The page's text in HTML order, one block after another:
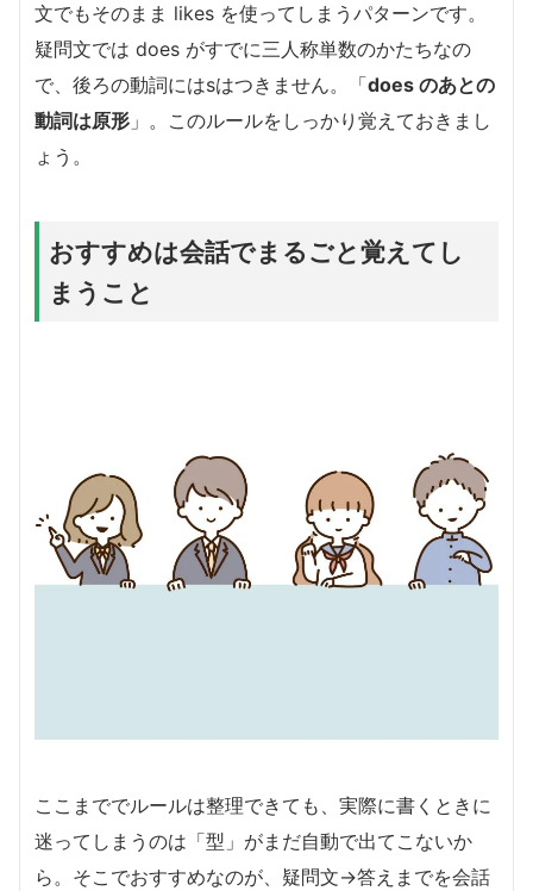
文でもそのまま likes を使ってしまうパターンです。
疑問文では does がすでに三人称単数のかたちなの
で、後ろの動詞にはsはつきません。「does のあとの
動詞は原形 」。このルールをしっかり覚えておきまし
ょう。
おすすめは会話でまるごと覚えてし
まうこと
ここまででルールは整理できても、実際に書くときに
迷ってしまうのは「型」がまだ自動で出てこないか
ら。そこでおすすめなのが、疑問文→答えまでを会話